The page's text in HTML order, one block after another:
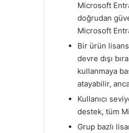
Microsoft
doğrudan
Microsoft
Bir ürün
devre dışı
kullanmaya
atayabilir,
Kullanıcı
destek, tüm
Grup bazlı